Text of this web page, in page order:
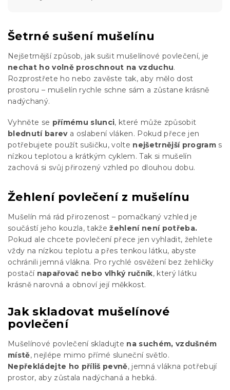
Šetrné sušení mušelínu
Nejšetrnější způsob, jak sušit mušelínové povlečení, je
nechat ho volně proschnout na vzduchu.
Rozprostřete ho nebo zavěste tak, aby mělo dost
prostoru – mušelín rychle schne sám a zůstane krásně
nadýchaný.
Vyhněte se přímému slunci, které může způsobit
blednutí bareva oslabení vláken. Pokud přece jen
potřebujete použít sušičku, volte nejšetrnější program s
nízkou teplotou a krátkým cyklem. Tak si mušelín
zachová si svůj přirozený vzhled po dlouhou dobu.
Žehlení povlečení z mušelínu
Mušelín má rád přirozenost – pomačkaný vzhled je
součástí jeho kouzla, takže žehlení není potřeba.
Pokud ale chcete povlečení přece jen vyhladit, žehlete
vždy na nízkou teplotu a přes tenkou látku, abyste
ochránili jemná vlákna. Pro rychlé osvěžení bez žehličky
postačí napařovač nebo vlhký ručník, který látku
krásně narovná a obnoví její měkkost.
Jak skladovat mušelínové
povlečení
Mušelínové povlečení skladujte na suchém, vzdušném
místě, nejlépe mimo přímé sluneční světlo.
Nepřekládejte ho příliš pevně, jemná vlákna potřebují
prostor, aby zůstala nadýchaná a hebká.